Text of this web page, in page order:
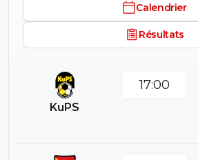
Calendrier
Résultats
KuPS
17:00